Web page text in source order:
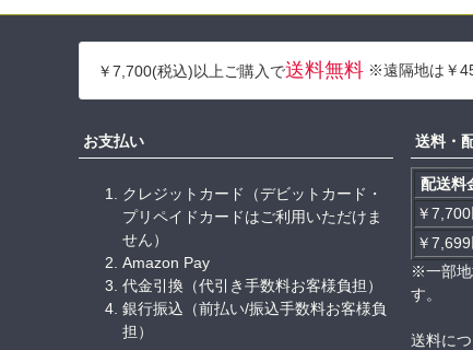
￥7,700(税込)以上ご購入で送料無料※遠隔地は￥
お支払い
クレジットカード（デビットカード・
プリペイドカードはご利用いただけま
せん）
Amazon Pay
代金引換（代引き手数料お客様負担）
銀行振込（前払い/振込手数料お客様負
担）
送料・
配送料
￥
￥
※一部地
す。
送料に